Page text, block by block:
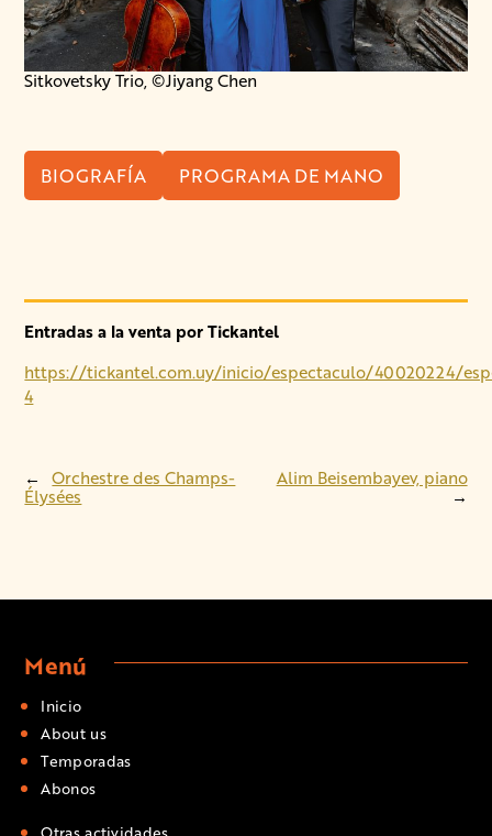
Sitkovetsky Trio, ©Jiyang Chen
BIOGRAFÍA PROGRAMA DE MANO
Entradas a la venta por Tickantel
https://tickantel.com.uy/inicio/espectaculo/40020224/
4
← Orchestre des Champs-
Élysées
Alim Beisembayev, piano
→
Menú
Inicio
About us
Temporadas
Abonos